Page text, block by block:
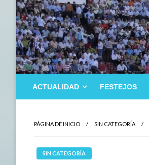
ACTUALIDAD FESTEJOS
PÁGINA DE INICIO SIN CATEGORÍA
SIN CATEGORÍA